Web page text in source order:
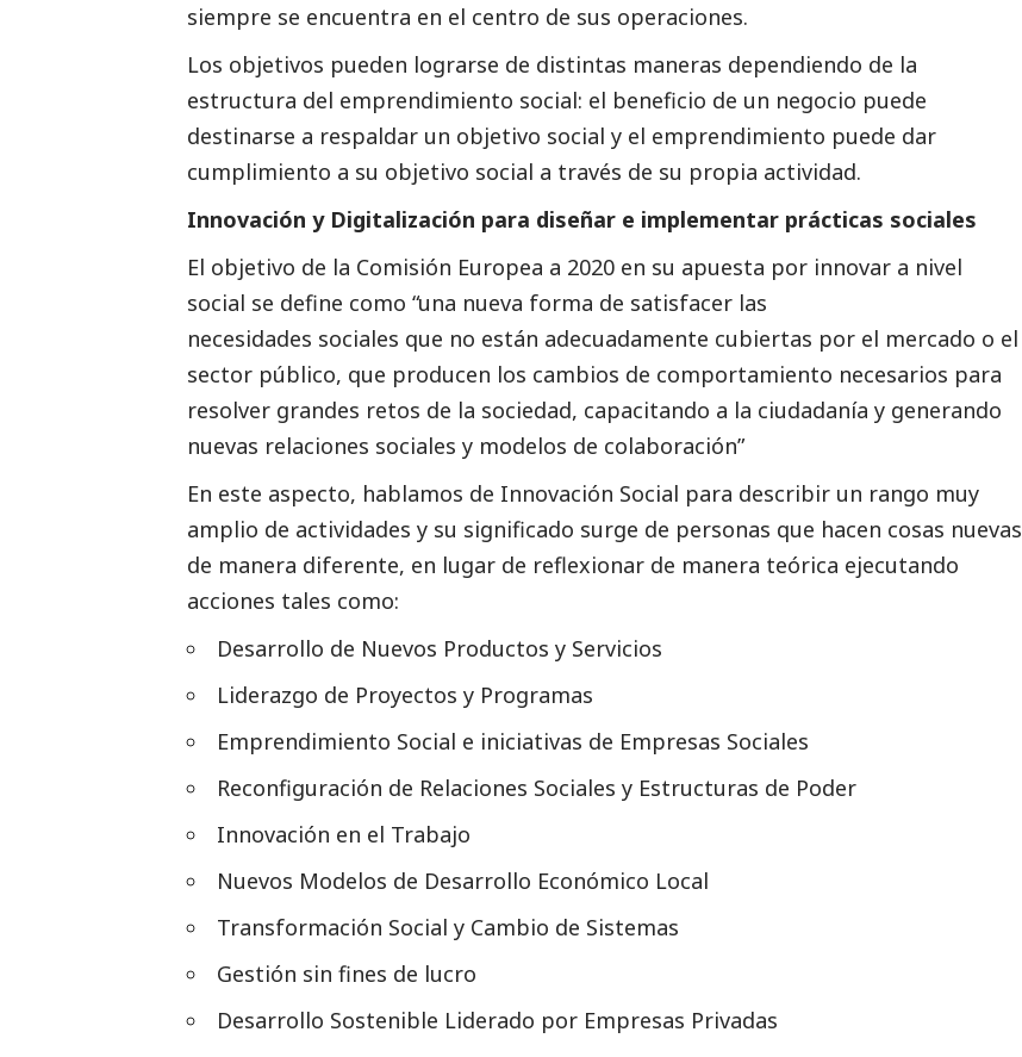
siempre se encuentra en el centro de sus operaciones.
Los objetivos pueden lograrse de distintas maneras dependiendo de la
estructura del emprendimiento social: el beneficio de un negocio puede
destinarse a respaldar un objetivo social y el emprendimiento puede dar
cumplimiento a su objetivo social a través de su propia actividad.
Innovación y Digitalización para diseñar e implementar prácticas sociales
El objetivo de la Comisión Europea a 2020 en su apuesta por innovar a nivel
social se define como “una nueva forma de satisfacer las
necesidades sociales que no están adecuadamente cubiertas por el mercado o el
sector público, que producen los cambios de comportamiento necesarios para
resolver grandes retos de la sociedad, capacitando a la ciudadanía y generando
nuevas relaciones sociales y modelos de colaboración”
En este aspecto, hablamos de Innovación Social para describir un rango muy
amplio de actividades y su significado surge de personas que hacen cosas nuevas
de manera diferente, en lugar de reflexionar de manera teórica ejecutando
acciones tales como:
Desarrollo de Nuevos Productos y Servicios
Liderazgo de Proyectos y Programas
Emprendimiento Social e iniciativas de Empresas Sociales
Reconfiguración de Relaciones Sociales y Estructuras de Poder
Innovación en el Trabajo
Nuevos Modelos de Desarrollo Económico Local
Transformación Social y Cambio de Sistemas
Gestión sin fines de lucro
Desarrollo Sostenible Liderado por Empresas Privadas